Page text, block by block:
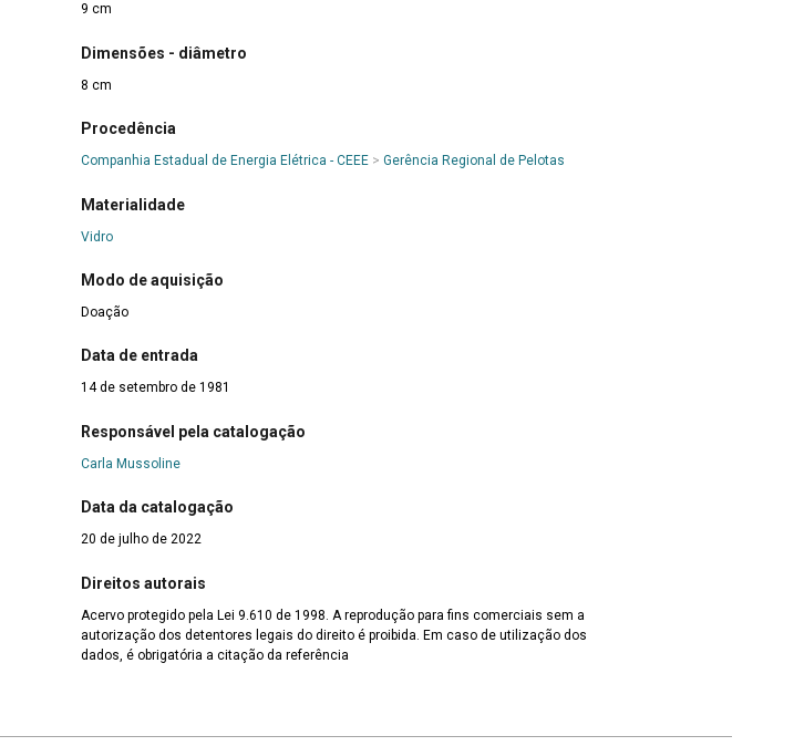
9 cm
Dimensões - diâmetro
8 cm
Procedência
Companhia Estadual de Energia Elétrica - CEEE > Gerência Regional de Pelotas
Materialidade
Vidro
Modo de aquisição
Doação
Data de entrada
14 de setembro de 1981
Responsável pela catalogação
Carla Mussoline
Data da catalogação
20 de julho de 2022
Direitos autorais
Acervo protegido pela Lei 9.610 de 1998. A reprodução para fins comerciais sem a
autorização dos detentores legais do direito é proibida. Em caso de utilização dos
dados, é obrigatória a citação da referência